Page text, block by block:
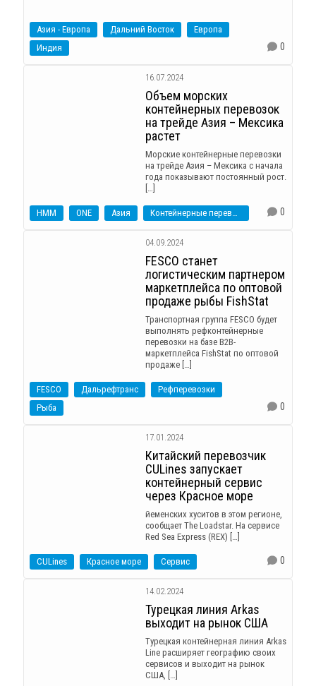
Азия - Европа Дальний Восток
Европа
Индия
0
16.07.2024
Объем морских
контейнерных перевозок
на трейде Азия – Мексика
растет
Морские контейнерные перевозки
на трейде Азия – Мексика с начала
года показывают постоянный рост.
[…]
HMM ONE Азия Контейнерные перевозки 0
04.09.2024
FESCO станет
логистическим партнером
маркетплейса по оптовой
продаже рыбы FishStat
Транспортная группа FESCO будет
выполнять рефконтейнерные
перевозки на базе B2B-
маркетплейса FishStat по оптовой
продаже […]
FESCO Дальрефтранс
Рефперевозки
Рыба
0
17.01.2024
Китайский перевозчик
CULines запускает
контейнерный сервис
через Красное море
йеменских хуситов в этом регионе,
сообщает The Loadstar. На сервисе
Red Sea Express (REX) […]
CULines Красное море Сервис 0
14.02.2024
Турецкая линия Arkas
выходит на рынок США
Турецкая контейнерная линия Arkas
Line расширяет географию своих
сервисов и выходит на рынок
США, […]